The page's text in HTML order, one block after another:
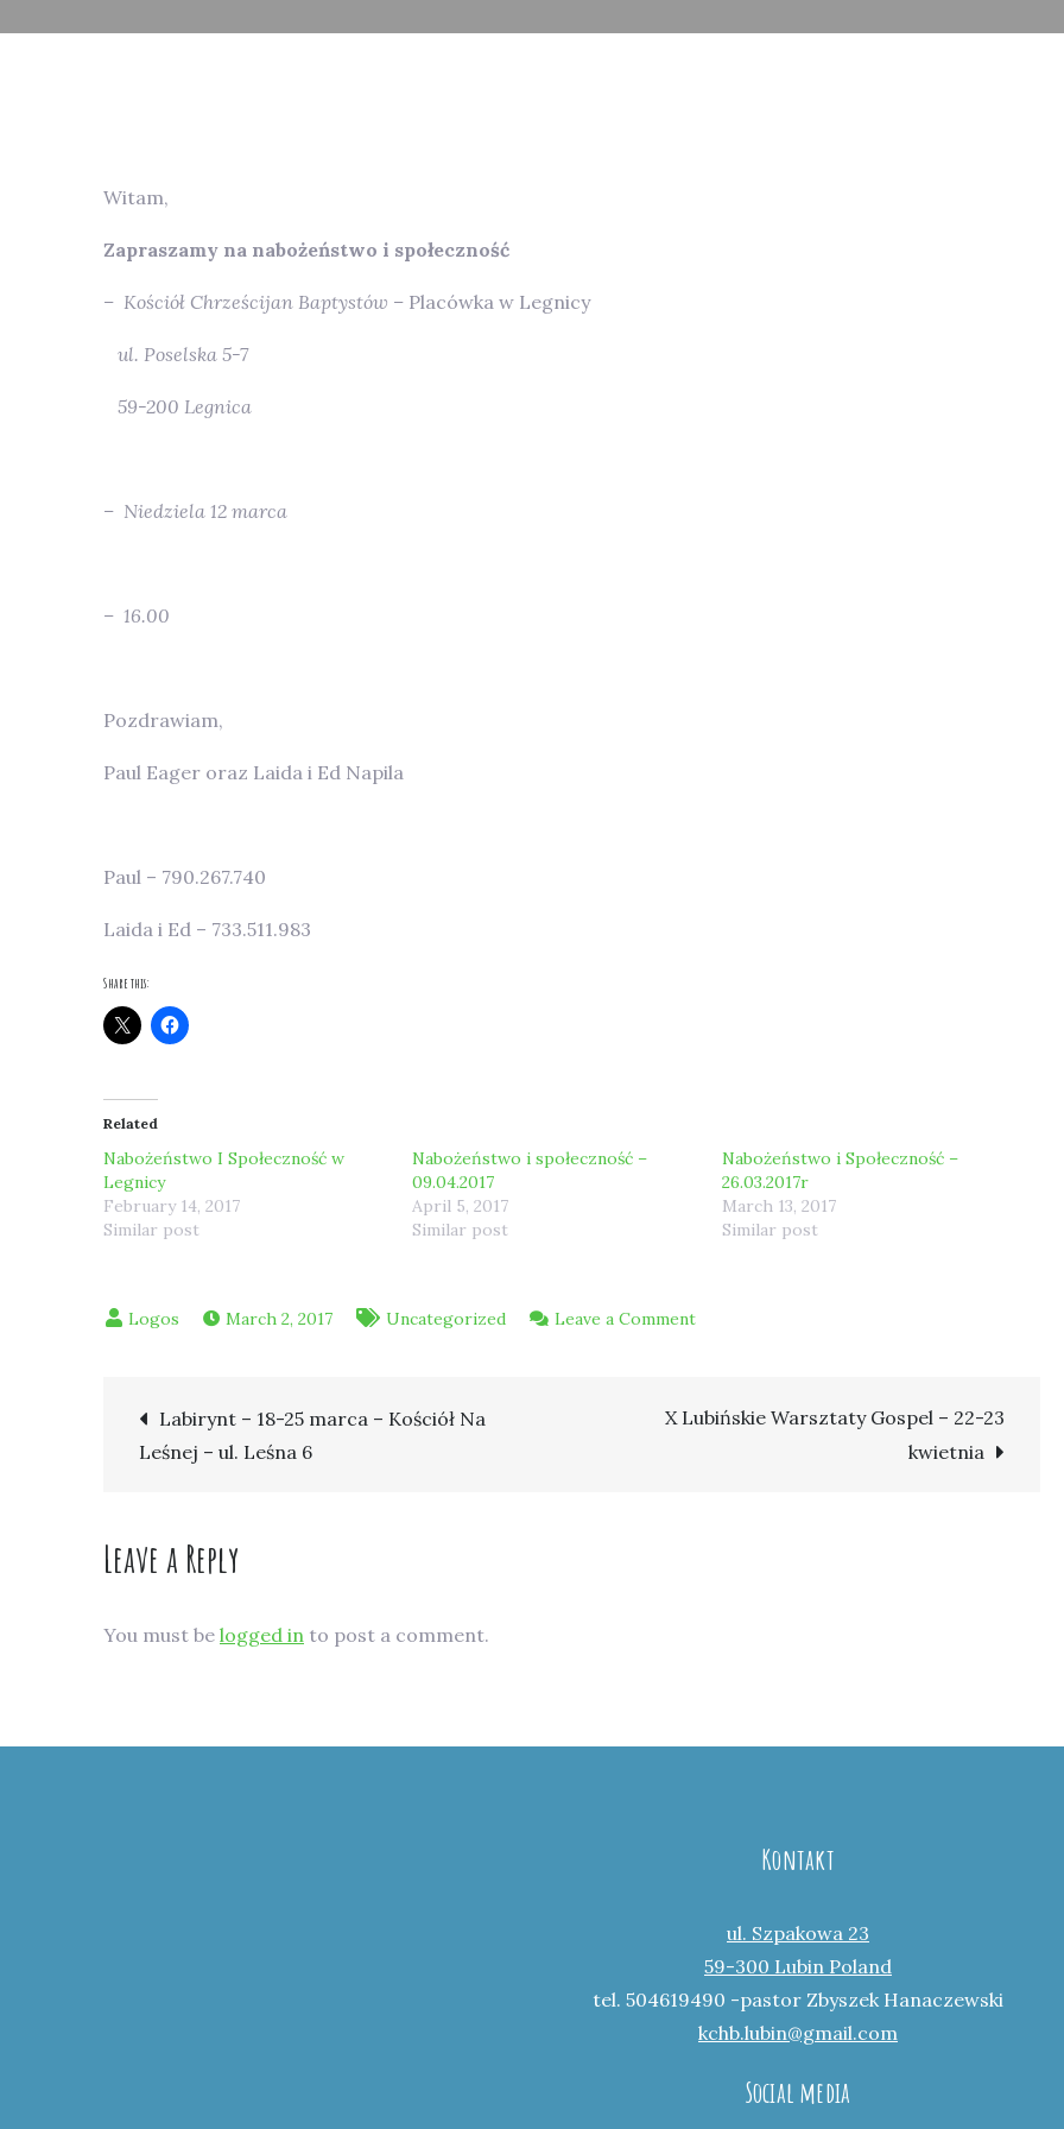
Witam,
Zapraszamy na nabożeństwo i społeczność
– Kościół Chrześcijan Baptystów – Placówka w Legnicy
ul. Poselska 5-7
59-200 Legnica
– Niedziela 12 marca
– 16.00
Pozdrawiam,
Paul Eager oraz Laida i Ed Napila
Paul – 790.267.740
Laida i Ed – 733.511.983
Share this:
Related
Nabożeństwo I Społeczność w
Legnicy
February 14, 2017
Similar post
Nabożeństwo i społeczność –
09.04.2017
April 5, 2017
Similar post
Nabożeństwo i Społeczność –
26.03.2017r
March 13, 2017
Similar post
March 2, 2017 Uncategorized Leave a Commenton
Społeczność
Post
Labirynt – 18-25 marca – Kościół Na
Leśnej – ul. Leśna 6
X Lubińskie Warsztaty Gospel – 22-23
kwietnia
Leave a Reply
You must be logged in to post a comment.
Kontakt
ul. Szpakowa 23
59-300 Lubin Poland
tel. 504619490 -pastor Zbyszek Hanaczewski
kchb.lubin@gmail.com
Social media